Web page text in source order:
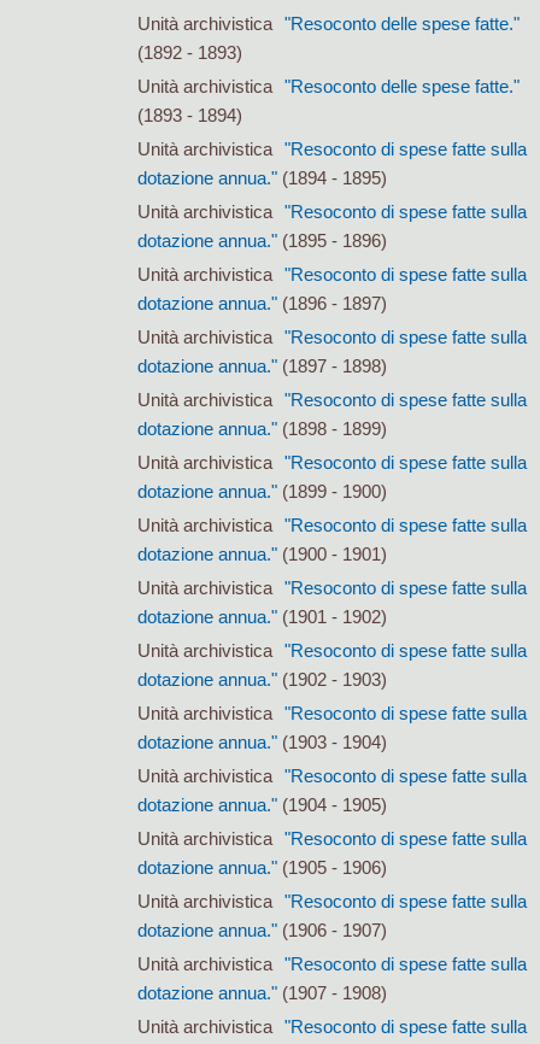
Unità archivistica
"Resoconto delle spese fatte."
(1892 - 1893)
Unità archivistica
"Resoconto delle spese fatte."
(1893 - 1894)
Unità archivistica
"Resoconto di spese fatte sulla
dotazione annua." (1894 - 1895)
Unità archivistica
"Resoconto di spese fatte sulla
dotazione annua." (1895 - 1896)
Unità archivistica
"Resoconto di spese fatte sulla
dotazione annua." (1896 - 1897)
Unità archivistica
"Resoconto di spese fatte sulla
dotazione annua." (1897 - 1898)
Unità archivistica
"Resoconto di spese fatte sulla
dotazione annua." (1898 - 1899)
Unità archivistica
"Resoconto di spese fatte sulla
dotazione annua." (1899 - 1900)
Unità archivistica
"Resoconto di spese fatte sulla
dotazione annua." (1900 - 1901)
Unità archivistica
"Resoconto di spese fatte sulla
dotazione annua." (1901 - 1902)
Unità archivistica
"Resoconto di spese fatte sulla
dotazione annua." (1902 - 1903)
Unità archivistica
"Resoconto di spese fatte sulla
dotazione annua." (1903 - 1904)
Unità archivistica
"Resoconto di spese fatte sulla
dotazione annua." (1904 - 1905)
Unità archivistica
"Resoconto di spese fatte sulla
dotazione annua." (1905 - 1906)
Unità archivistica
"Resoconto di spese fatte sulla
dotazione annua." (1906 - 1907)
Unità archivistica
"Resoconto di spese fatte sulla
dotazione annua." (1907 - 1908)
Unità archivistica
"Resoconto di spese fatte sulla